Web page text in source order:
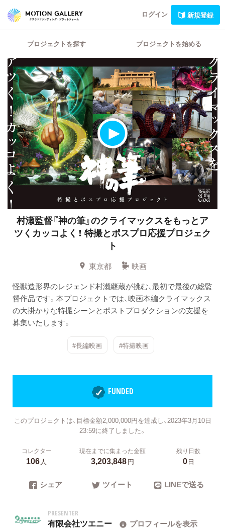
ログイン 新規登録
プロジェクトを探す プロジェクトを始める
村瀬監督『神の筆』のクライマックスをもっとア
ツくカッコよく！ 特撮とポスプロ応援プロジェク
ト
東京都
映画
怪獣造形界のレジェンド村瀬継蔵が挑む、最初で最後の総監
督作品です。本プロジェクトでは、映画本編クライマックス
の大掛かりな特撮シーンとポストプロダクションの支援を
募集いたします。
#長編映画 #特撮映画
FUNDED
このプロジェクトは、目標金額2,000,000円を達成し、2023年3月10日
23:59に終了しました。
コレクター
106人
現在までに集まった金額
3,203,848円
残り日数
0日
シェア ツイート LINEで送る
PRESENTER
有限会社ツエニー プロフィールを表示